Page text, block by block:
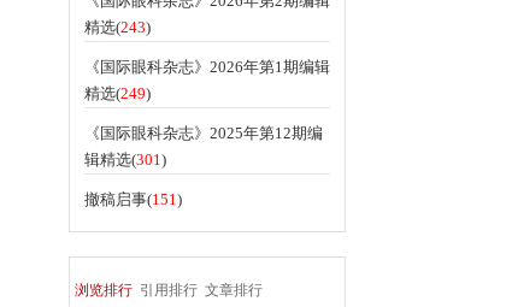
精选(243)
《国际眼科杂志》2026年第1期编辑
精选(249)
《国际眼科杂志》2025年第12期编
辑精选(301)
撤稿启事(151)
浏览排行 引用排行 文章排行